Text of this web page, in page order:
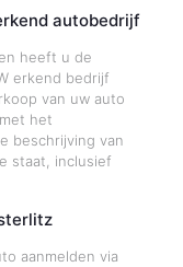
autobedrijf
heeft u de
erkend bedrijf
van uw auto
het
beschrijving van
staat, inclusief
aanmelden via